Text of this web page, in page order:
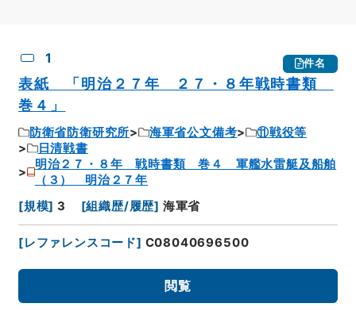
1 件名
表紙 「明治２７年 ２７・８年戦時書類
巻４」
防衛省防衛研究所 海軍省公文備考
⑪戦役等
日清戦書
明治２７・８年 戦時書類 巻４ 軍艦水雷艇及船舶
（３） 明治２７年
[規模] 3 [組織歴/履歴] 海軍省
[レファレンスコード] C08040696500
閲覧